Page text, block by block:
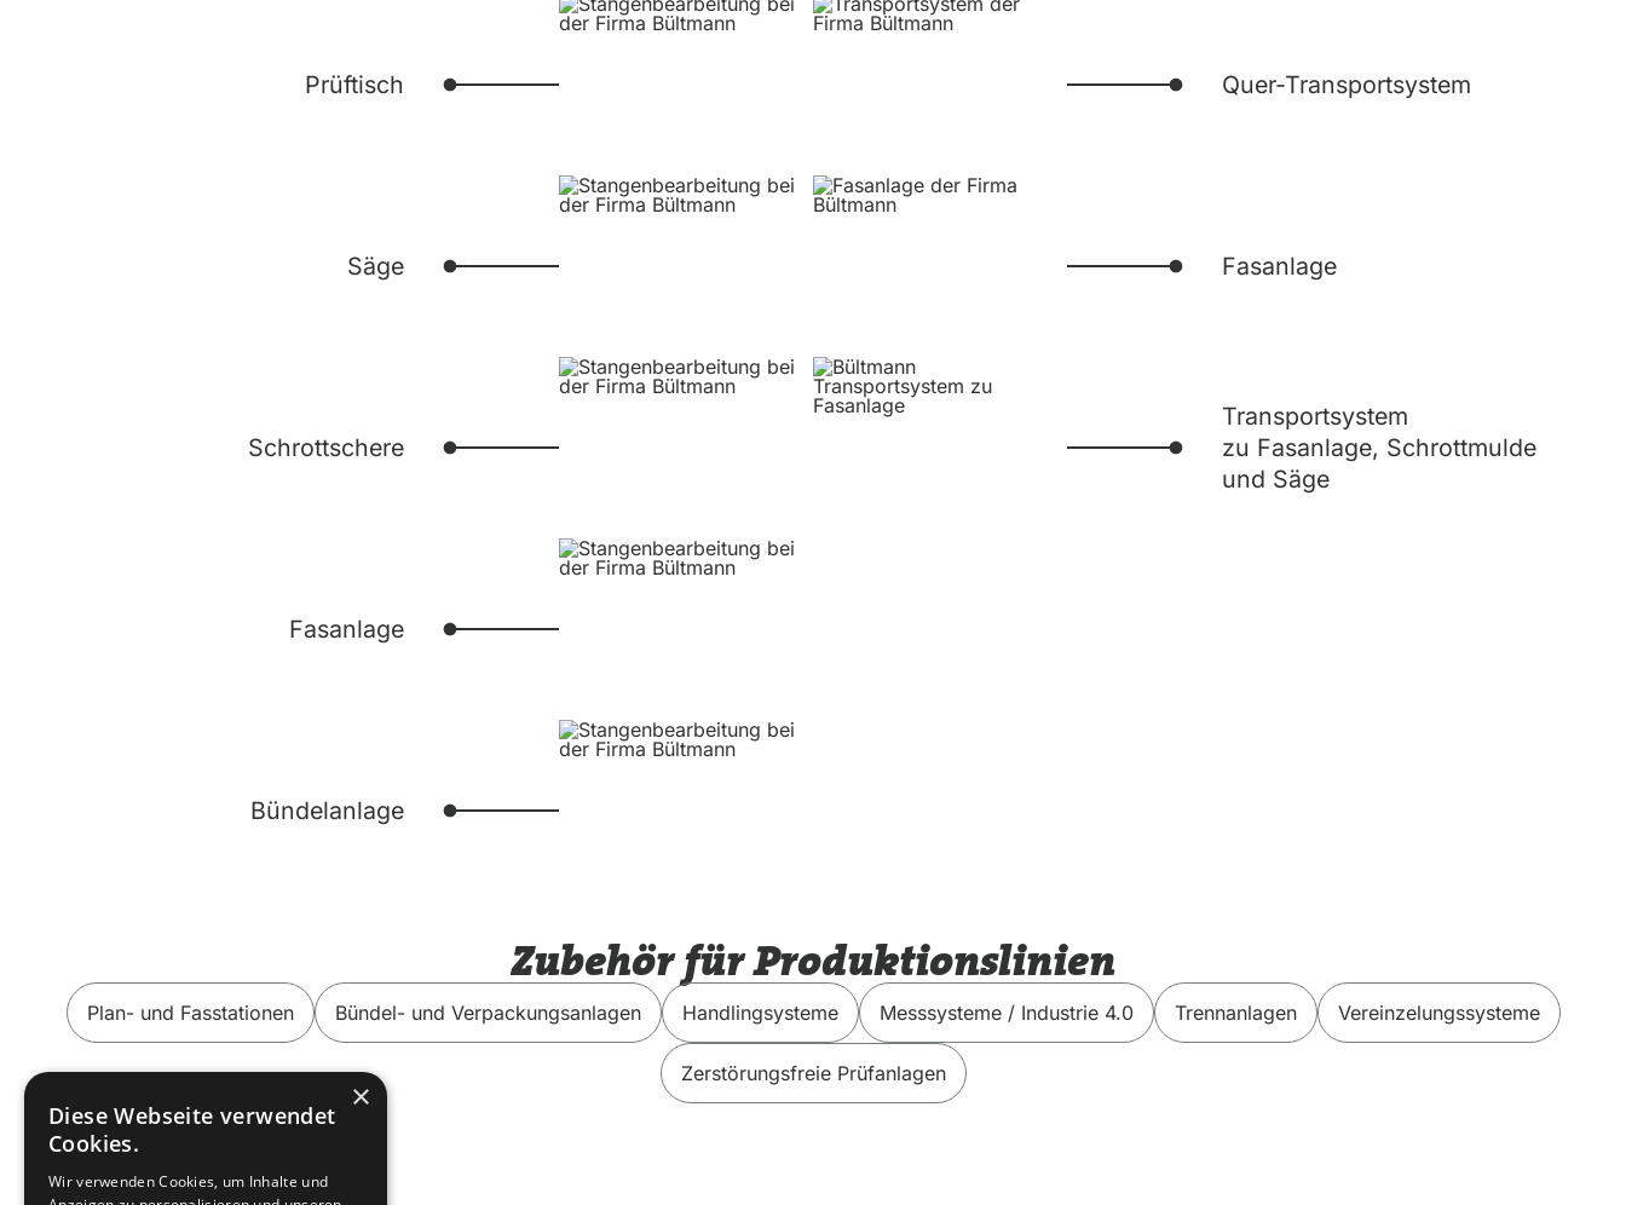
Prüftisch
Säge
Schrottschere
Fasanlage
Bündelanlage
Quer-Transportsystem
Fasanlage
Transportsystem
zu Fasanlage, Schrottmulde
und Säge
Zubehör für Produktionslinien
Plan- und Fasstationen Bündel- und Verpackungsanlagen Handlingsysteme Messsysteme / Industrie 4.0 Trennanlagen Vereinzelungssysteme
Zerstörungsfreie Prüfanlagen
×
Diese Webseite verwendet
Cookies.
Wir verwenden Cookies, um Inhalte und